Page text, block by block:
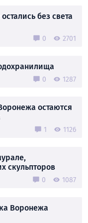
без света
0 2701
0 1287
остаются
1 1126
скульпторов
0 1087
Воронежа